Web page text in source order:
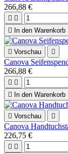
266,88 €
 

In den Warenkorb
 Vorschau 
Canova
266,88 €
 

In den Warenkorb
 Vorschau 
Canova
226,75 €
 